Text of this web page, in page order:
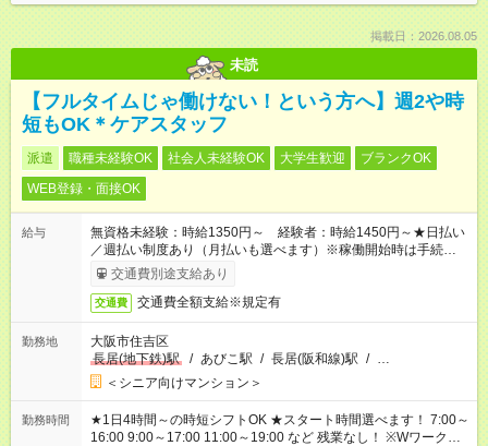
掲載日：2026.08.05
未読
【フルタイムじゃ働けない！という方へ】週2や時
短もOK＊ケアスタッフ
派遣 職種未経験OK 社会人未経験OK 大学生歓迎
ブランクOK
WEB登録・面接OK
給与
無資格未経験：時給1350円～ 経験者：時給1450円～★日払い
／週払い制度あり（月払いも選べます）※稼働開始時は手続き完
了次第のお支払いとなります。
交通費別途支給あり
交通費 交通費全額支給※規定有
勤務地
大阪市住吉区
長居(地下鉄)駅
/ あびこ駅 / 長居(阪和線)駅 / …
＜シニア向けマンション＞
勤務時間
★1日4時間～の時短シフトOK ★スタート時間選べます！ 7:00～
16:00 9:00～17:00 11:00～19:00 など 残業なし！ ※Wワークの